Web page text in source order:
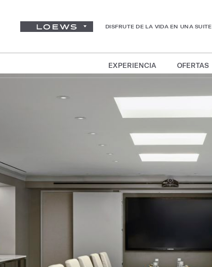
DISFRUTE DE LA VIDA EN UNA SUITE
EXPERIENCIA OFERTAS